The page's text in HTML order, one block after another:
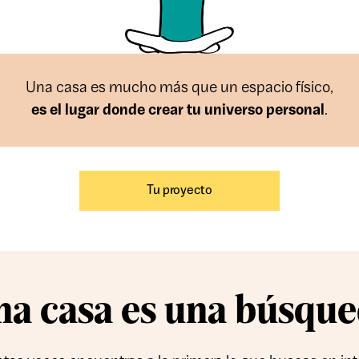
Una casa es mucho más que un espacio físico,
es el lugar donde crear tu universo personal.
Tu proyecto
casa es una